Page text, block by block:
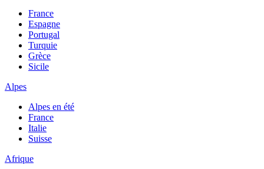
France
Espagne
Portugal
Turquie
Grèce
Sicile
Alpes
Alpes en été
France
Italie
Suisse
Afrique